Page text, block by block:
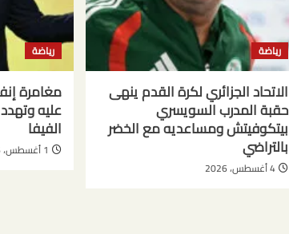
رياضة
الاتحاد الجزائري لكرة القدم ينهى
حقبة المدرب السويسري
بيتكوفيتش ومساعديه مع الخضر
بالتراضي
4 أغسطس، 2026
رياضة
مغامرة
عليه
الفيفا
1 أغسطس، 2026